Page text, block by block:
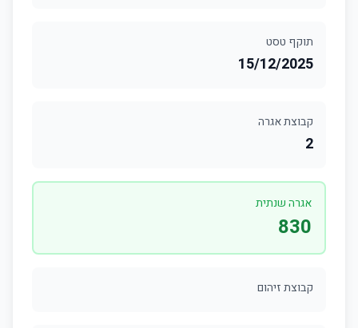
תוקף טסט
15/12/2025
קבוצת אגרה
2
אגרה שנתית
830
קבוצת זיהום